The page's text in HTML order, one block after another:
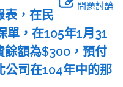
問題討論
表，在民
單，在105年1月31
餘額為$300，預付
公司在104年中的那